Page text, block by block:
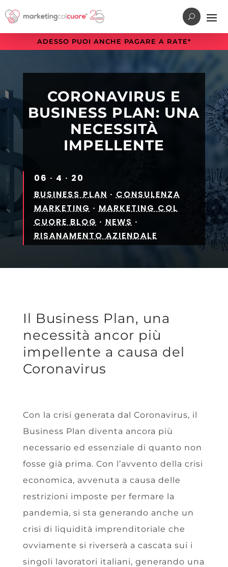
al
menu
di
principale
al
contenuto
principale
alla
sezione
a
pagina
ADESSO PUOI ANCHE PAGARE A RATE*
CORONAVIRUS E
BUSINESS PLAN: UNA
NECESSITÀ
IMPELLENTE
06 · 4 · 20
BUSINESS PLAN ·CONSULENZA
MARKETING ·MARKETING COL
CUORE BLOG ·NEWS ·
RISANAMENTO AZIENDALE
Il Business Plan, una
necessità ancor più
impellente a causa del
Coronavirus
Con la crisi generata dal Coronavirus, il
Business Plan diventa ancora più
necessario ed essenziale di quanto non
fosse già prima. Con l’avvento della crisi
economica, avvenuta a causa delle
restrizioni imposte per fermare la
pandemia, si sta generando anche un
crisi di liquidità imprenditoriale che
ovviamente si riverserà a cascata sui i
singoli lavoratori italiani, generando una